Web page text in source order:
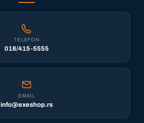
TELEFON
018/415-5555
EMAIL
info@exeshop.rs